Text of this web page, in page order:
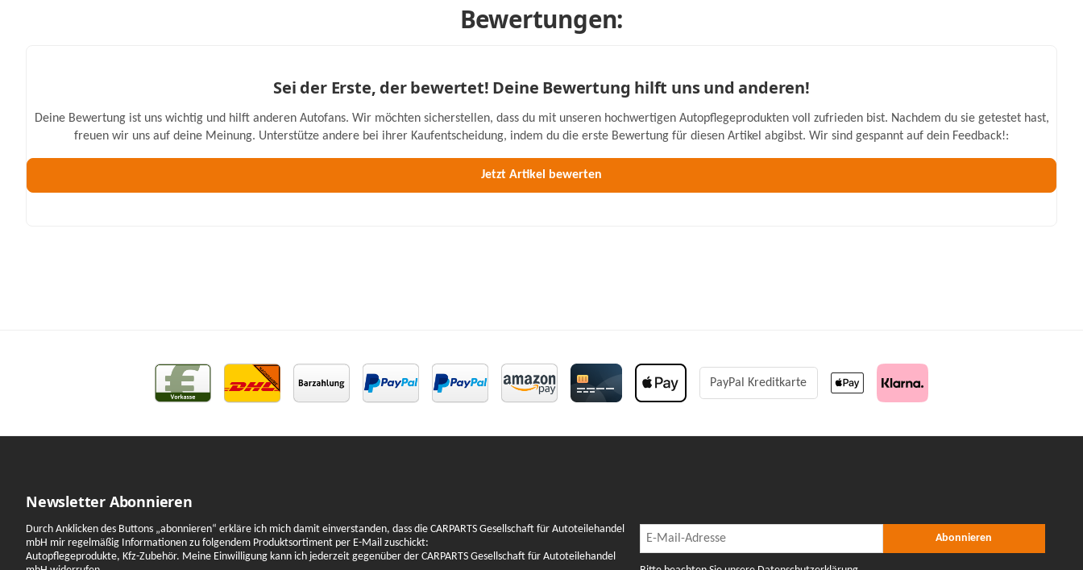
Bewertungen:
Sei der Erste, der bewertet! Deine Bewertung hilft uns und anderen!
Deine Bewertung ist uns wichtig und hilft anderen Autofans. Wir möchten sicherstellen, dass du mit unseren hochwertigen Autopflegeprodukten voll zufrieden bist. Nachdem du sie getestet hast,
freuen wir uns auf deine Meinung. Unterstütze andere bei ihrer Kaufentscheidung, indem du die erste Bewertung für diesen Artikel abgibst. Wir sind gespannt auf dein Feedback!:
PayPal Kreditkarte
Newsletter Abonnieren
Durch Anklicken des Buttons „abonnieren“ erkläre ich mich damit einverstanden, dass die CARPARTS Gesellschaft für Autoteilehandel
mbH mir regelmäßig Informationen zu folgendem Produktsortiment per E-Mail zuschickt:
Autopflegeprodukte, Kfz-Zubehör. Meine Einwilligung kann ich jederzeit gegenüber der CARPARTS Gesellschaft für Autoteilehandel
Newsletter Abonnieren Abonnieren